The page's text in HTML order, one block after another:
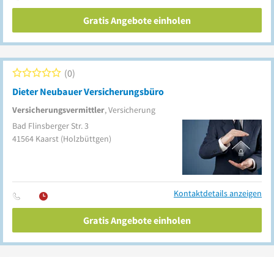
Gratis Angebote einholen
Dieter Neubauer Versicherungsbüro
Versicherungsvermittler, Versicherung
0
Bad Flinsberger Str. 3
41564 Kaarst (Holzbüttgen)
Kontaktdetails anzeigen
Gratis Angebote einholen